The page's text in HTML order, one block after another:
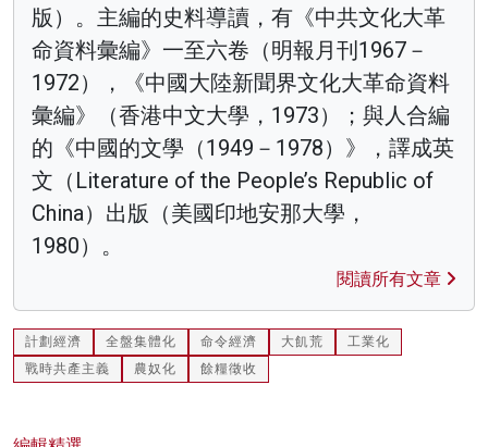
版）。主編的史料導讀，有《中共文化大革
命資料彙編》一至六卷（明報月刊1967－
1972），《中國大陸新聞界文化大革命資料
彙編》（香港中文大學，1973）；與人合編
的《中國的文學（1949－1978）》，譯成英
文（Literature of the People’s Republic of
China）出版（美國印地安那大學，
1980）。
閱讀所有文章
計劃經濟 全盤集體化 命令經濟 大飢荒
工業化
戰時共產主義
農奴化 餘糧徵收